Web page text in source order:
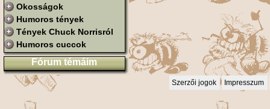
Okosságok
Humoros tények
Tények Chuck Norrisról
Humoros cuccok
Fórum témáim
Szerzői jogok Impresszum